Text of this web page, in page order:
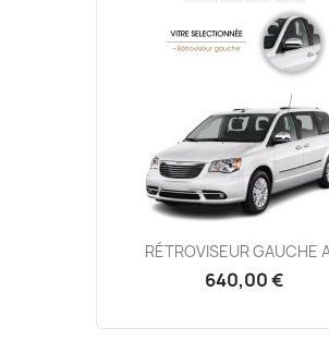
RÉTROVISEUR GAUCHE
640,00 €